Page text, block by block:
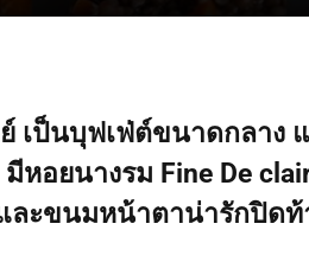
เป็นบุฟเฟ่ต์ขนาดกลาง
หอยนางรม Fine De
ละขนมหน้าตาน่ารักปิดท้